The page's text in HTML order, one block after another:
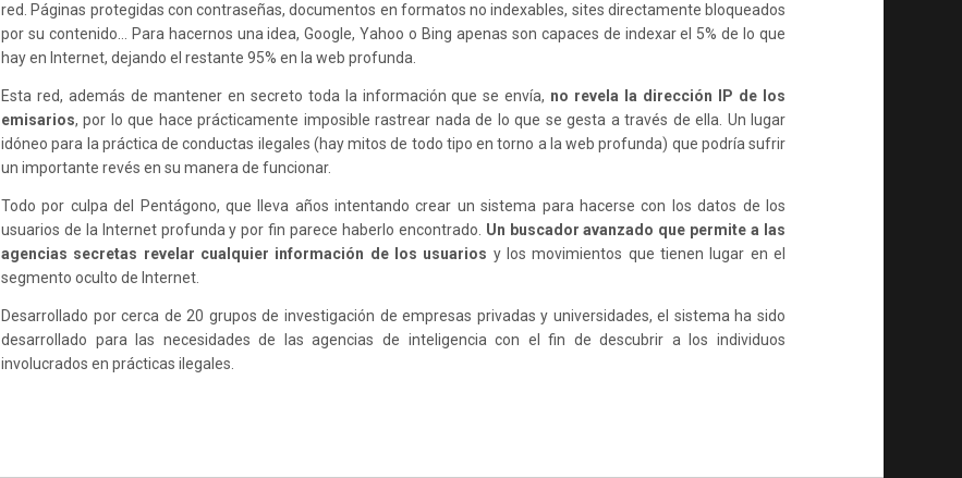
red. Páginas protegidas con contraseñas, documentos en formatos no indexables, sites directamente bloqueados
por su contenido… Para hacernos una idea, Google, Yahoo o Bing apenas son capaces de indexar el 5% de lo que
hay en Internet, dejando el restante 95% en la web profunda.
Esta red, además de mantener en secreto toda la información que se envía, no revela la dirección IP de los
emisarios, por lo que hace prácticamente imposible rastrear nada de lo que se gesta a través de ella. Un lugar
idóneo para la práctica de conductas ilegales (hay mitos de todo tipo en torno a la web profunda) que podría sufrir
un importante revés en su manera de funcionar.
Todo por culpa del Pentágono, que lleva años intentando crear un sistema para hacerse con los datos de los
usuarios de la Internet profunda y por fin parece haberlo encontrado. Un buscador avanzado que permite a las
agencias secretas revelar cualquier información de los usuarios y los movimientos que tienen lugar en el
segmento oculto de Internet.
Desarrollado por cerca de 20 grupos de investigación de empresas privadas y universidades, el sistema ha sido
desarrollado para las necesidades de las agencias de inteligencia con el fin de descubrir a los individuos
involucrados en prácticas ilegales.